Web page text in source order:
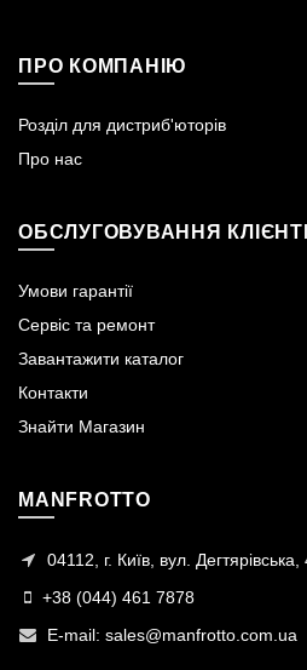
ПРО КОМПАНІЮ
Розділ для дистриб'юторів
Про нас
ОБСЛУГОВУВАННЯ
Умови гарантії
Сервіс та ремонт
Завантажити каталог
Контакти
Знайти Магазин
MANFROTTO
04112, г. Київ, вул.
+38 (044) 461 7878
E-mail: sales@manfrotto.com.ua